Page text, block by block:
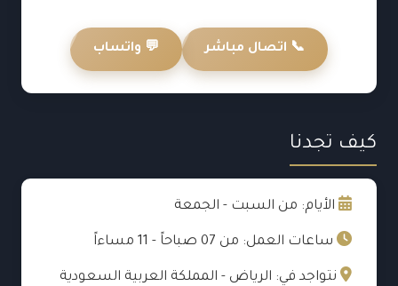
📞 اتصال مباشر 💬 واتساب
كيف تجدنا
الأيام: من السبت - الجمعة
ساعات العمل: من 07 صباحاً - 11 مساءاً
نتواجد في: الرياض - المملكة العربية السعودية